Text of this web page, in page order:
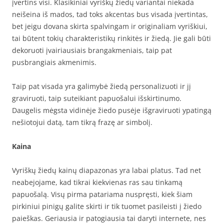
įvertins visi. Klasikiniai vyriškų žiedų variantai niekada
neišeina iš mados, tad toks akcentas bus visada įvertintas,
bet jeigu dovana skirta spalvingam ir originaliam vyriškiui,
tai būtent tokių charakteristikų rinkitės ir žiedą. Jie gali būti
dekoruoti įvairiausiais brangakmeniais, taip pat
pusbrangiais akmenimis.
Taip pat visada yra galimybė žiedą personalizuoti ir jį
graviruoti, taip suteikiant papuošalui išskirtinumo.
Daugelis mėgsta vidinėje žiedo pusėje išgraviruoti ypatingą
nešiotojui datą, tam tikrą frazę ar simbolį.
Kaina
Vyriškų žiedų kainų diapazonas yra labai platus. Tad net
neabejojame, kad tikrai kiekvienas ras sau tinkamą
papuošalą. Visų pirma patariama nuspręsti, kiek šiam
pirkiniui pinigų galite skirti ir tik tuomet pasileisti į žiedo
paieškas. Geriausia ir patogiausia tai daryti internete, nes